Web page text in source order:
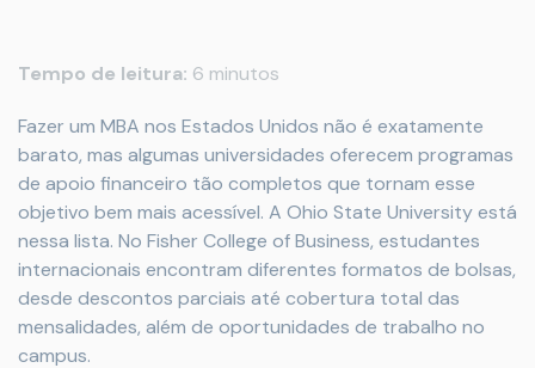
Tempo de leitura: 6 minutos
Fazer um MBA nos Estados Unidos não é exatamente
barato, mas algumas universidades oferecem programas
de apoio financeiro tão completos que tornam esse
objetivo bem mais acessível. A Ohio State University está
nessa lista. No Fisher College of Business, estudantes
internacionais encontram diferentes formatos de bolsas,
desde descontos parciais até cobertura total das
mensalidades, além de oportunidades de trabalho no
campus.